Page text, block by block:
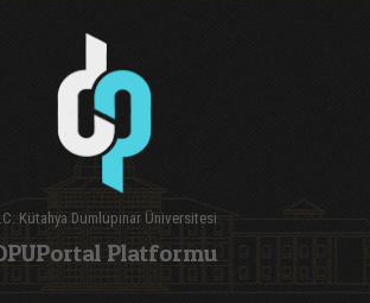
Kütahya Dumlupınar Üniversitesi
Platformu